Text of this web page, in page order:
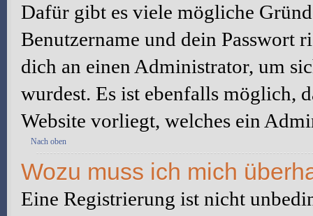
Dafür gibt es viele mögliche
Benutzername und dein Passwort
dich an einen Administrator, um
wurdest. Es ist ebenfalls möglich,
Website vorliegt, welches ein
Nach oben
Wozu muss ich mich
Eine Registrierung ist nicht